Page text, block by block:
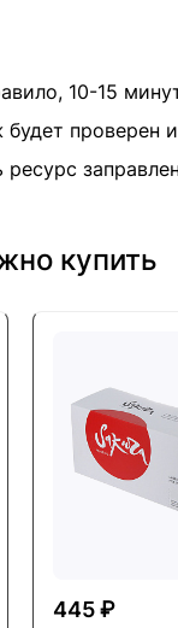
10-15
проверен
купить
445 ₽